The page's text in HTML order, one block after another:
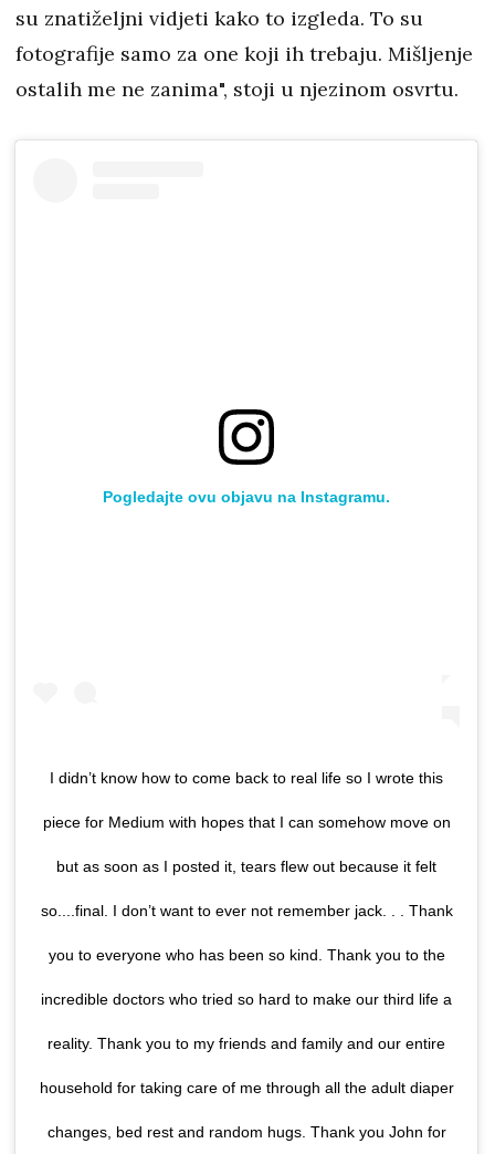
su znatiželjni vidjeti kako to izgleda. To su
fotografije samo za one koji ih trebaju. Mišljenje
ostalih me ne zanima", stoji u njezinom osvrtu.
Pogledajte ovu objavu na Instagramu.
I didn’t know how to come back to real life so I wrote this
piece for Medium with hopes that I can somehow move on
but as soon as I posted it, tears flew out because it felt
so....final. I don’t want to ever not remember jack. . . Thank
you to everyone who has been so kind. Thank you to the
incredible doctors who tried so hard to make our third life a
reality. Thank you to my friends and family and our entire
household for taking care of me through all the adult diaper
changes, bed rest and random hugs. Thank you John for